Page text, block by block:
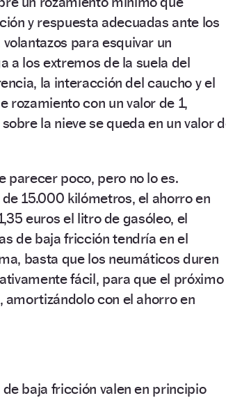
y respuesta adecuadas ante los
para esquivar un
a los extremos de la suela del
la interacción del caucho y el
rozamiento con un valor de 1,
la nieve se queda en un valor
parecer poco, pero no lo es.
15.000 kilómetros, el ahorro en
euros el litro de gasóleo, el
de baja fricción tendría en el
basta que los neumáticos duren
fácil, para que el próximo
con el ahorro en
baja fricción valen en principio